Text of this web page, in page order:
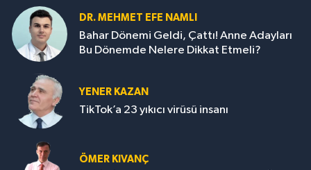
DR. MEHMET EFE NAMLI
Bahar Dönemi Geldi, Çattı! Anne Adayları
Bu Dönemde Nelere Dikkat Etmeli?
YENER KAZAN
TikTok’a 23 yıkıcı virüsü insanı
ÖMER KIVANÇ